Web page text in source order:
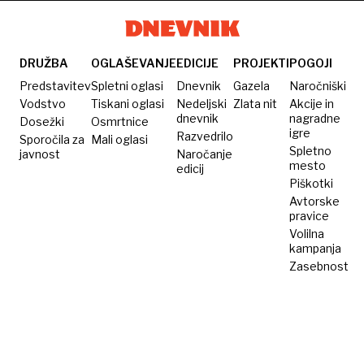
osvojiti
štiri
grammyje
za
album
leta
DRUŽBA
Predstavitev
Vodstvo
Dosežki
Sporočila za
javnost
OGLAŠEVANJE
Spletni oglasi
Tiskani oglasi
Osmrtnice
Mali oglasi
EDICIJE
Dnevnik
Nedeljski
dnevnik
Razvedrilo
Naročanje
edicij
PROJEKTI
Gazela
Zlata nit
POGOJI
Naročniški
Akcije in
nagradne
igre
Spletno
mesto
Piškotki
Avtorske
pravice
Volilna
kampanja
Zasebnost